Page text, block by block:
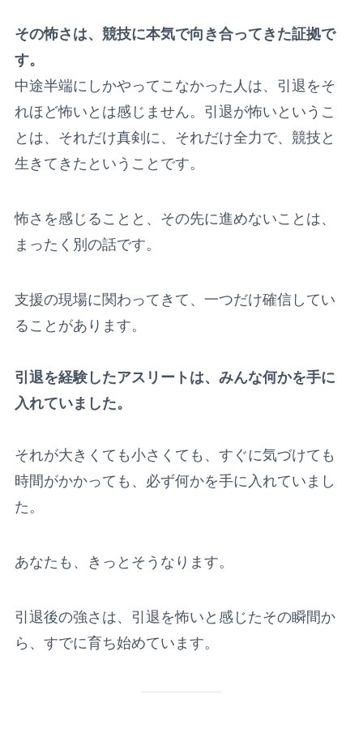
その怖さは、競技に本気で向き合ってきた証拠で
す。
中途半端にしかやってこなかった人は、引退をそ
れほど怖いとは感じません。引退が怖いというこ
とは、それだけ真剣に、それだけ全力で、競技と
生きてきたということです。
怖さを感じることと、その先に進めないことは、
まったく別の話です。
支援の現場に関わってきて、一つだけ確信してい
ることがあります。
引退を経験したアスリートは、みんな何かを手に
入れていました。
それが大きくても小さくても、すぐに気づけても
時間がかかっても、必ず何かを手に入れていまし
た。
あなたも、きっとそうなります。
引退後の強さは、引退を怖いと感じたその瞬間か
ら、すでに育ち始めています。